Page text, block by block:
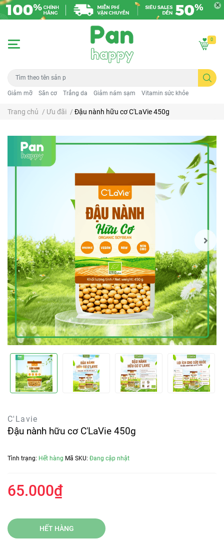
Giảm mỡ Săn cơ Trắng da Giảm nám sạm Vitamin sức khỏe
0
Trang chủ / Ưu đãi / Đậu nành hữu cơ C'LaVie 450g
C'Lavie
Đậu nành hữu cơ C'LaVie 450g
Tình trạng: Hết hàng Mã SKU: Đang cập nhật
65.000₫
HẾT HÀNG